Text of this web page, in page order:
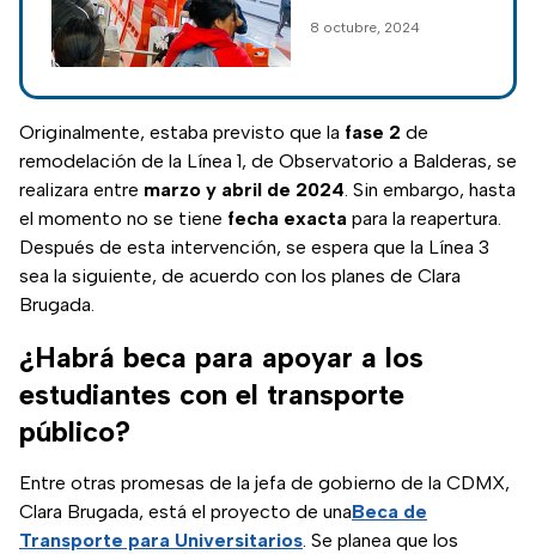
Metrobús
aglomeraciones, por
recomienda a los
usuarios salir con
tiempo.
8 octubre, 2024
Originalmente, estaba previsto que la fase 2 de
remodelación de la Línea 1, de Observatorio a Balderas, se
realizara entre marzo y abril de 2024. Sin embargo, hasta
el momento no se tiene fecha exacta para la reapertura.
Después de esta intervención, se espera que la Línea 3
sea la siguiente, de acuerdo con los planes de Clara
Brugada.
¿Habrá beca para apoyar a los
estudiantes con el transporte
público?
Entre otras promesas de la jefa de gobierno de la CDMX,
Clara Brugada, está el proyecto de unaBeca de
Transporte para Universitarios. Se planea que los